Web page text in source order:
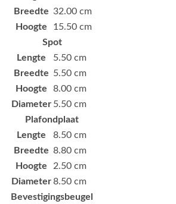
Breedte 32.00 cm
Hoogte
15.50 cm
Spot
Lengte
5.50 cm
Breedte 5.50 cm
Hoogte
8.00 cm
Diameter 5.50 cm
Plafondplaat
Lengte
8.50 cm
Breedte 8.80 cm
Hoogte
2.50 cm
Diameter8.50 cm
Bevestigingsbeugel